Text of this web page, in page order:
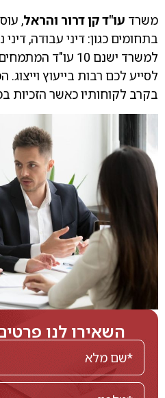
משרד עו"ד קן דרור והראל
בתחומים כגון: דיני עבודה, דיני
למשרד ישנם 10
לסייע לכם רבות בייעוץ
בקרב לקוחותיו כאשר הזכיות
השאירו לנו